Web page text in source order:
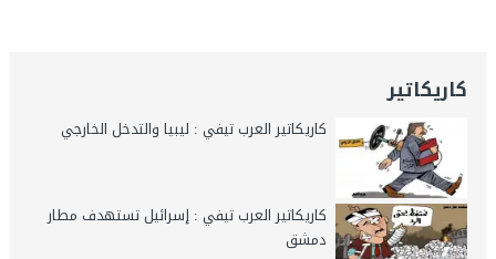
كاريكاتير
كاريكاتير العرب تيفي : ليبيا والتدخل الخارجي
كاريكاتير العرب تيفي : إسرائيل تستهدف مطار
دمشق